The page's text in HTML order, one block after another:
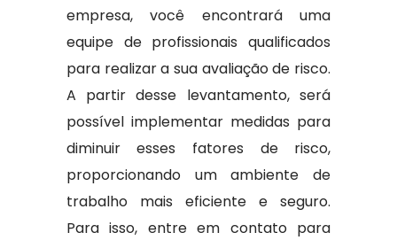
empresa, você encontrará uma
equipe de profissionais qualificados
para realizar a sua avaliação de risco.
A partir desse levantamento, será
possível implementar medidas para
diminuir esses fatores de risco,
proporcionando um ambiente de
trabalho mais eficiente e seguro.
Para isso, entre em contato para